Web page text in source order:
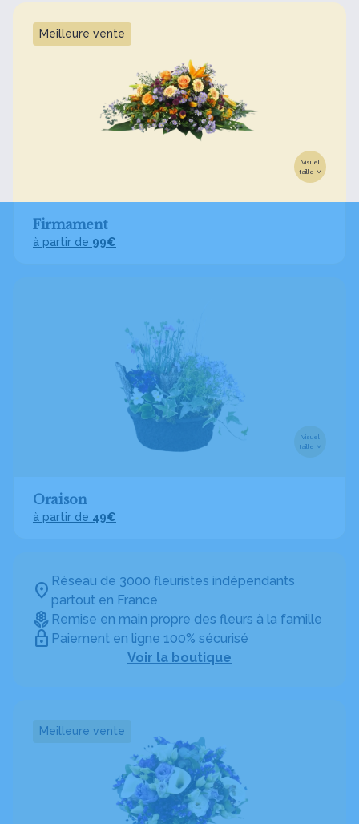
Réseau de 3000 fleuristes indépendants
partout en France
Remise en main propre des fleurs à la famille
Paiement en ligne 100% sécurisé
Voir la boutique
Meilleure vente
Visuel
taille M
Firmament
à partir de 99€
Visuel
taille M
Oraison
à partir de 49€
Meilleure vente